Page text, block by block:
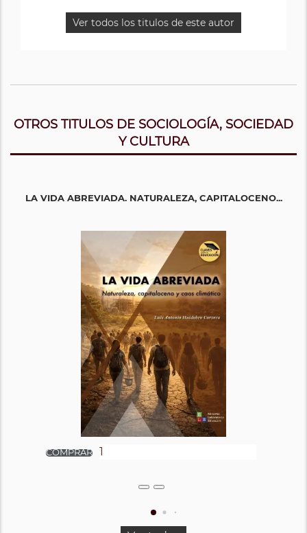
Ver todos los titulos de este autor
OTROS TITULOS DE SOCIOLOGÍA, SOCIEDAD
Y CULTURA
LA VIDA ABREVIADA. NATURALEZA, CAPITALOCENO...